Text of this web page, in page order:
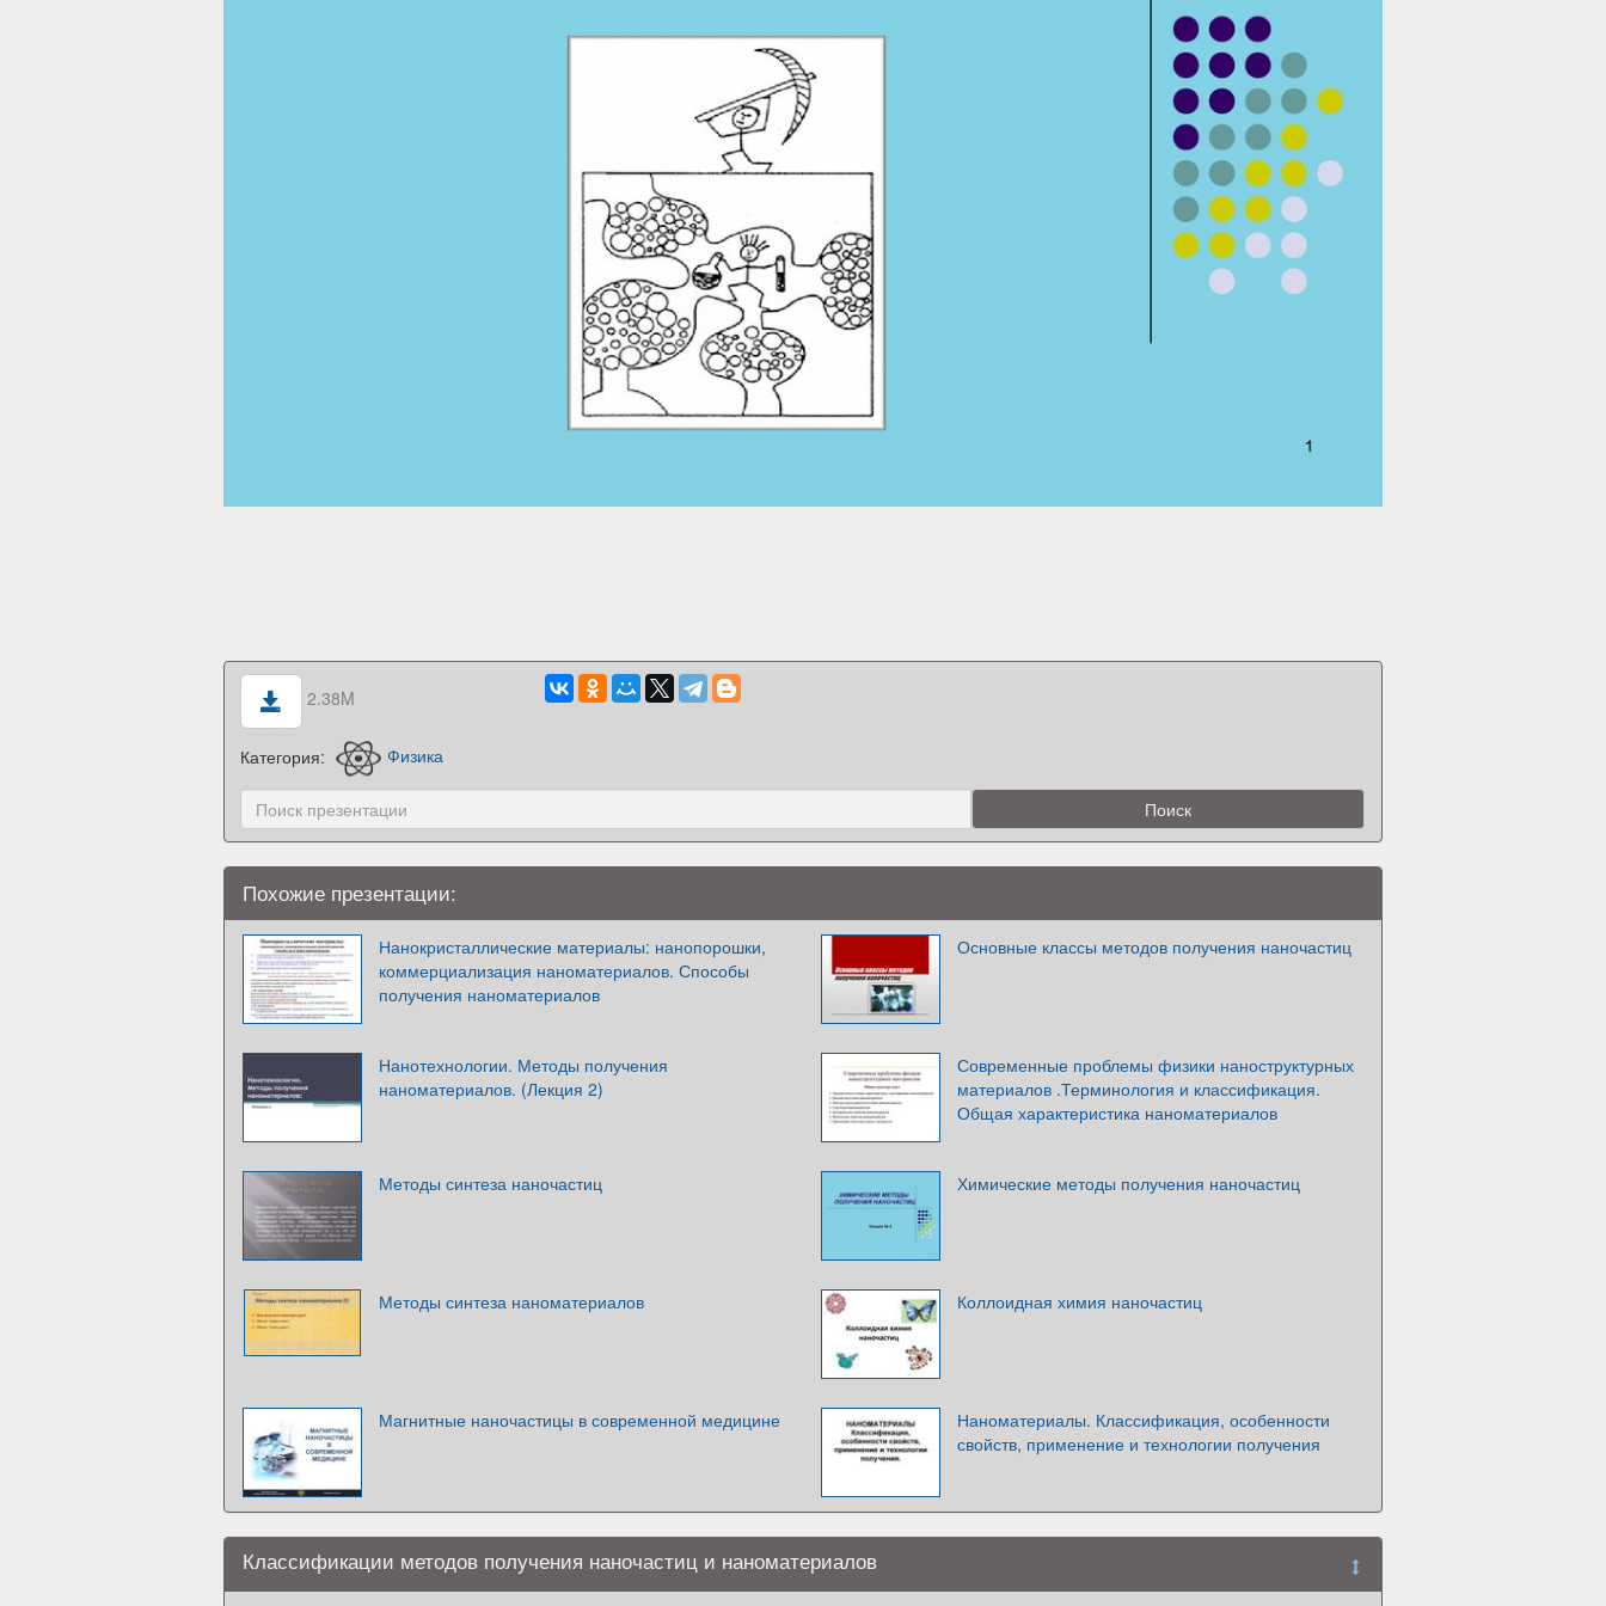
2.38M
Категория: Физика
Похожие презентации:
Нанокристаллические материалы: нанопорошки,
коммерциализация наноматериалов. Способы
получения наноматериалов
Основные классы методов получения наночастиц
Нанотехнологии. Методы получения
наноматериалов. (Лекция 2)
Современные проблемы физики наноструктурных
материалов .Терминология и классификация.
Общая характеристика наноматериалов
Методы синтеза наночастиц Химические методы получения наночастиц
Методы синтеза наноматериалов Коллоидная химия наночастиц
Магнитные наночастицы в современной медицине
Наноматериалы. Классификация, особенности
свойств, применение и технологии получения
Классификации методов получения наночастиц и наноматериалов